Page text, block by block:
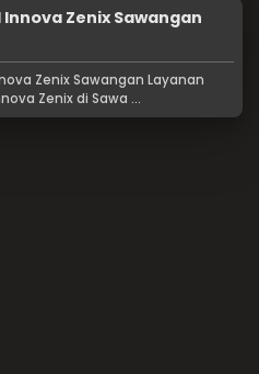
Innova Zenix Sawangan
Zenix Sawangan Layanan
Zenix di Sawa ...